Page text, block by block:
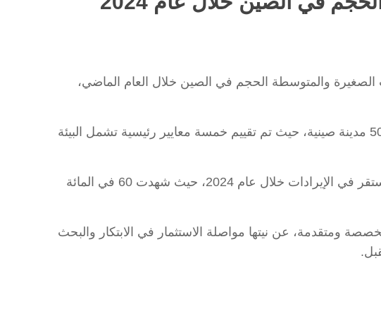
الشركات الصغيرة والمتوسطة الحجم في الصين خلال العام الماضي،
واستند التقرير إلى مسوح ميدانية وأخرى عبر الإنترنت شملت شركات صغيرة ومتوسطة الحجم في 50 مدينة صينية، حيث تم تقييم خمسة معايير رئيسية تشمل البيئة
وأوضح التقرير أن الشركات الصغيرة والمتوسطة الحجم في الصين حافظت إلى حد كبير على نمو مستقر في الإيرادات خلال عام 2024، حيث شهدت 60 في المائة
وفريدة ومتخصصة ومتقدمة، عن نيتها مواصلة الاستثمار في الابتكار والبحث